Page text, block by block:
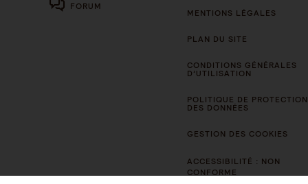
FORUM
MENTIONS LÉGALES
PLAN DU SITE
CONDITIONS GÉNÉRALES
D’UTILISATION
POLITIQUE DE PROTECTION
DES DONNÉES
GESTION DES COOKIES
ACCESSIBILITÉ : NON
CONFORME